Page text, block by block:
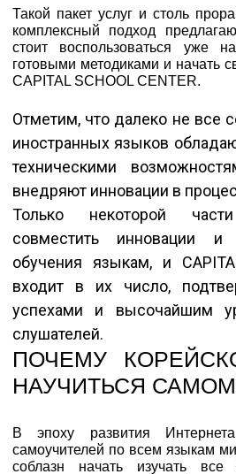
Такой пакет услуг и столь
комплексный подход
стоит воспользоваться уже
готовыми методиками и начать
CAPITAL SCHOOL CENTER.
Отметим, что далеко не все
иностранных языков
техническими
внедряют инновации в
Только некоторой
совместить инновации
обучения языкам, и
входит в их число,
успехами и высочайшим
слушателей.
ПОЧЕМУ
НАУЧИТЬСЯ
В эпоху развития
самоучителей по всем языкам
соблазн начать изучать все